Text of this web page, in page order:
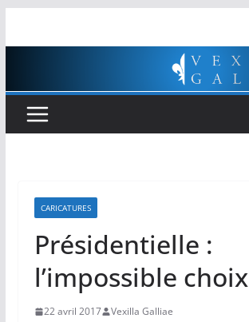
CARICATURES
Présidentielle :
l’impossible choix
22 avril 2017 Vexilla Galliae